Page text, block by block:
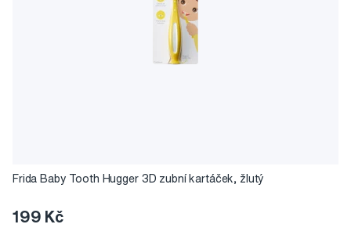
Frida Baby Tooth Hugger 3D zubní kartáček, žlutý
199 Kč